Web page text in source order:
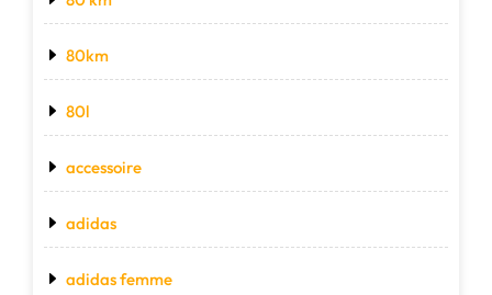
80km
80l
accessoire
adidas
adidas femme